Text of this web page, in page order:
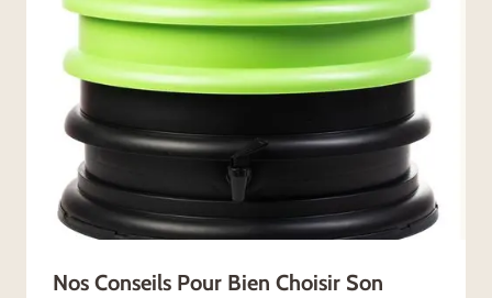
Nos Conseils Pour Bien Choisir Son